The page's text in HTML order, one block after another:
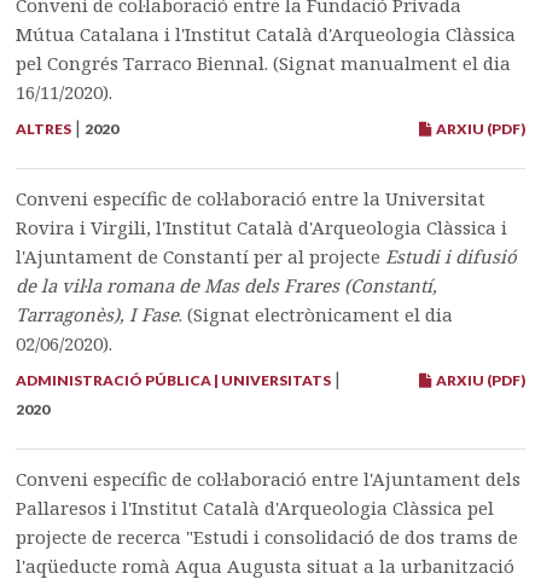
Conveni de col·laboració entre la Fundació Privada
Mútua Catalana i l'Institut Català d'Arqueologia Clàssica
pel Congrés Tarraco Biennal. (Signat manualment el dia
16/11/2020).
ARXIU (PDF)
ALTRES | 2020
Conveni específic de col·laboració entre la Universitat
Rovira i Virgili, l'Institut Català d'Arqueologia Clàssica i
l'Ajuntament de Constantí per al projecteEstudi i difusió
de la vil·la romana de Mas dels Frares (Constantí,
Tarragonès), I Fase. (Signat electrònicament el dia
02/06/2020).
ARXIU (PDF)
ADMINISTRACIÓ PÚBLICA | UNIVERSITATS |
2020
Conveni específic de col·laboració entre l'Ajuntament dels
Pallaresos i l'Institut Català d'Arqueologia Clàssica pel
projecte de recerca "Estudi i consolidació de dos trams de
l'aqüeducte romà Aqua Augusta situat a la urbanització